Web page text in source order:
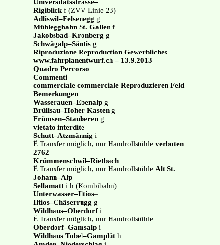
Universitätsstrasse–
Rigiblickf (ZVV Linie 23)
Adliswil–Felsenegg g
Mühleggbahn St. Gallen f
Jakobsbad–Kronberg g
Schwägalp–Säntis g
Riproduzione Reproduction Gewerbliches
www.fahrplanentwurf.ch – 13.9.2013
Quadro Percorso
Commenti
commerciale commerciale Reproduzieren Feld
Bemerkungen
Wasserauen–Ebenalp g
Brülisau–Hoher Kasten g
Frümsen–Stauberen g
vietato interdite
Schutt–Atzmännig i
Ë Transfer möglich, nur Handrollstühle verboten
2762
Krümmenschwil–Rietbach
Ë Transfer möglich, nur Handrollstühle Alt St.
Johann–Alp
Sellamatt i h (Kombibahn)
Unterwasser–Iltios–
Iltios–Chäserrugg g
Wildhaus–Oberdorfi
Ë Transfer möglich, nur Handrollstühle
Oberdorf–Gamsalp i
Wildhaus Tobel–Gamplüt h